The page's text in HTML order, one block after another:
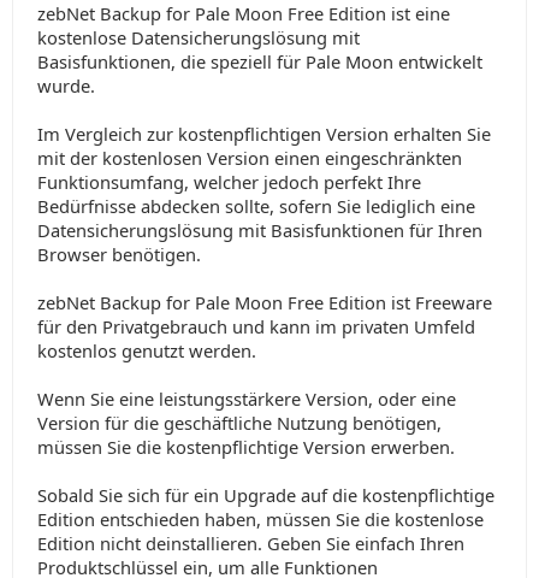
zebNet Backup for Pale Moon Free Edition ist eine
kostenlose Datensicherungslösung mit
Basisfunktionen, die speziell für Pale Moon entwickelt
wurde.
Im Vergleich zur kostenpflichtigen Version erhalten Sie
mit der kostenlosen Version einen eingeschränkten
Funktionsumfang, welcher jedoch perfekt Ihre
Bedürfnisse abdecken sollte, sofern Sie lediglich eine
Datensicherungslösung mit Basisfunktionen für Ihren
Browser benötigen.
zebNet Backup for Pale Moon Free Edition ist Freeware
für den Privatgebrauch und kann im privaten Umfeld
kostenlos genutzt werden.
Wenn Sie eine leistungsstärkere Version, oder eine
Version für die geschäftliche Nutzung benötigen,
müssen Sie die kostenpflichtige Version erwerben.
Sobald Sie sich für ein Upgrade auf die kostenpflichtige
Edition entschieden haben, müssen Sie die kostenlose
Edition nicht deinstallieren. Geben Sie einfach Ihren
Produktschlüssel ein, um alle Funktionen